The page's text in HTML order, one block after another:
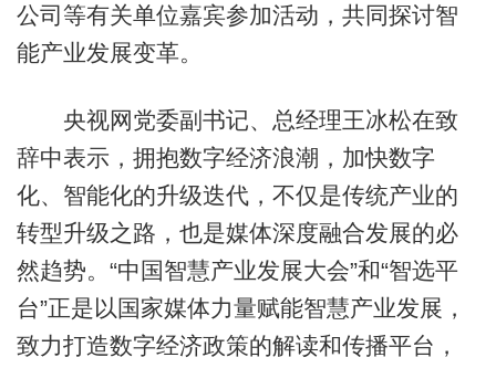
公司等有关单位嘉宾参加活动，共同探讨智
能产业发展变革。
央视网党委副书记、总经理王冰松在致
辞中表示，拥抱数字经济浪潮，加快数字
化、智能化的升级迭代，不仅是传统产业的
转型升级之路，也是媒体深度融合发展的必
然趋势。“中国智慧产业发展大会”和“智选平
台”正是以国家媒体力量赋能智慧产业发展，
致力打造数字经济政策的解读和传播平台，